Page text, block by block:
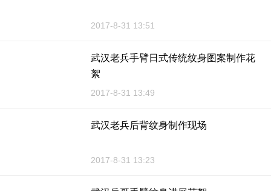
2017-8-31 13:51
武汉老兵手臂日式传统纹身图案制作花
絮
2017-8-31 13:49
武汉老兵后背纹身制作现场
2017-8-31 13:23